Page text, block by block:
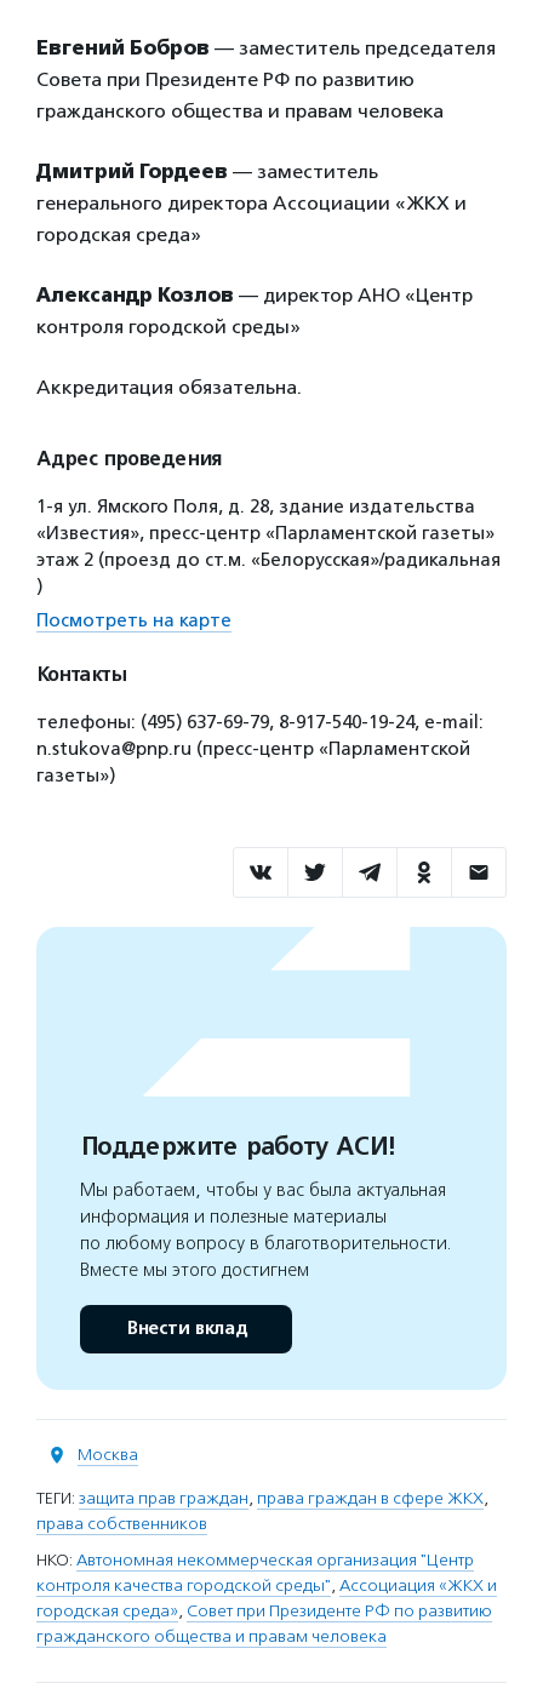
Евгений Бобров — заместитель председателя
Совета при Президенте РФ по развитию
гражданского общества и правам человека
Дмитрий Гордеев — заместитель
генерального директора Ассоциации «ЖКХ и
городская среда»
Александр Козлов — директор АНО «Центр
контроля городской среды»
Аккредитация обязательна.
Адрес проведения
1-я ул. Ямского Поля, д. 28, здание издательства
«Известия», пресс-центр «Парламентской газеты»
этаж 2 (проезд до ст.м. «Белорусская»/радикальная
)
Посмотреть на карте
Контакты
телефоны: (495) 637-69-79, 8-917-540-19-24, e-mail:
n.stukova@pnp.ru (пресс-центр «Парламентской
газеты»)
Поддержите работу АСИ!
Мы работаем, чтобы у вас была актуальная
информация и полезные материалы
по любому вопросу в благотворительности.
Вместе мы этого достигнем
Внести вклад
Москва
ТЕГИ: защита прав граждан, права граждан в сфере ЖКХ,
права собственников
НКО: Автономная некоммерческая организация "Центр
контроля качества городской среды", Ассоциация «ЖКХ и
городская среда», Совет при Президенте РФ по развитию
гражданского общества и правам человека